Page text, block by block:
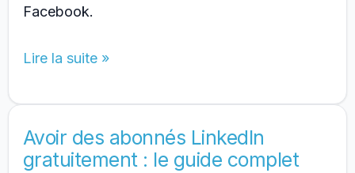
Facebook.
Augmenter
abonnés
Facebook
rapidement
Lire la suite »
Avoir des abonnés LinkedIn
gratuitement : le guide complet